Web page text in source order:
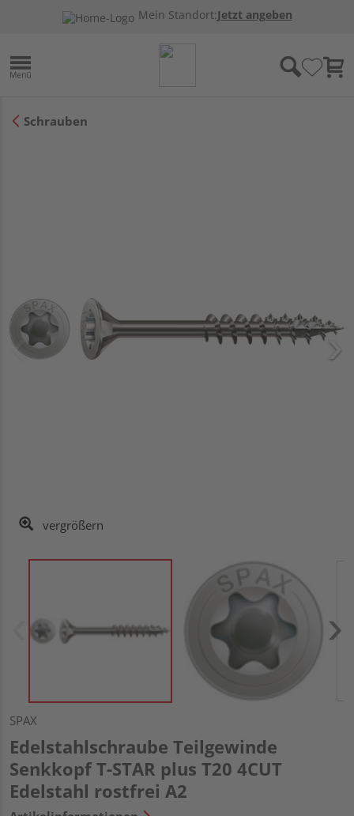
Mein Standort:Jetzt angeben
Schrauben
vergrößern
SPAX
Edelstahlschraube Teilgewinde
Senkkopf T-STAR plus T20 4CUT
Edelstahl rostfrei A2